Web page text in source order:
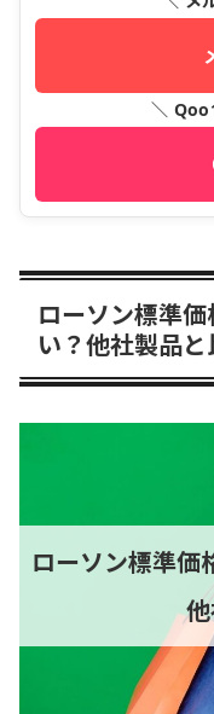
＼
ローソン標準
い？他社製品
ローソン標準価